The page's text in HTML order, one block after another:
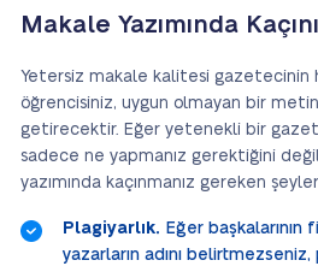
Makale Yazımında
Yetersiz makale kalitesi gazetecinin
öğrencisiniz, uygun olmayan bir
getirecektir. Eğer yetenekli bir
sadece ne yapmanız gerektiğini
yazımında kaçınmanız gereken
Plagiyarlık. Eğer başkalarının
yazarların adını belirtmezseniz,